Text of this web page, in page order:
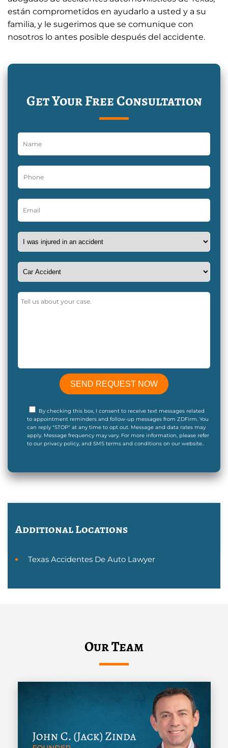
están comprometidos en ayudarlo a usted y a su
familia, y le sugerimos que se comunique con
nosotros lo antes posible después del accidente.
Get Your Free Consultation
By checking this box, I consent to receive text messages related
to appointment reminders and follow-up messages from ZDFirm. You
can reply "STOP" at any time to opt out. Message and data rates may
apply. Message frequency may vary. For more information, please refer
to our privacy policy, and SMS terms and conditions on our website..
Additional Locations
Texas Accidentes De Auto Lawyer
Our Team